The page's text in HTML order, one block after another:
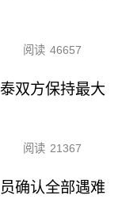
阅读 46657
双方保持最大
阅读 21367
确认全部遇难